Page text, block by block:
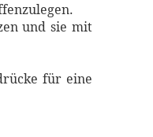
und sie mit
für eine